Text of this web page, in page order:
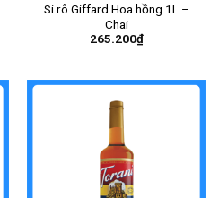
Si rô Giffard Hoa hồng 1L –
Chai
265.200₫